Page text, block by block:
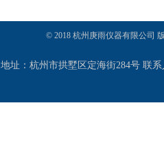
© 2018 杭州庚雨仪器有限公司
地址：杭州市拱墅区定海街284号 联